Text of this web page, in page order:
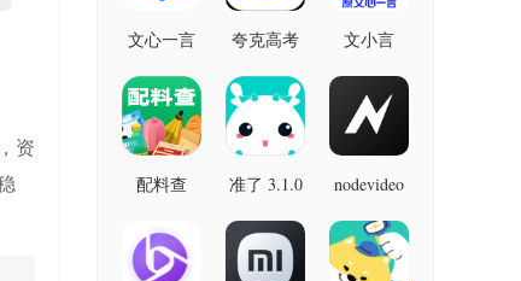
资
文心一言
5.16.0.10
最新版
夸克高考
最新版
文小言
配料查
版
准了 3.1.0
nodevideo
版